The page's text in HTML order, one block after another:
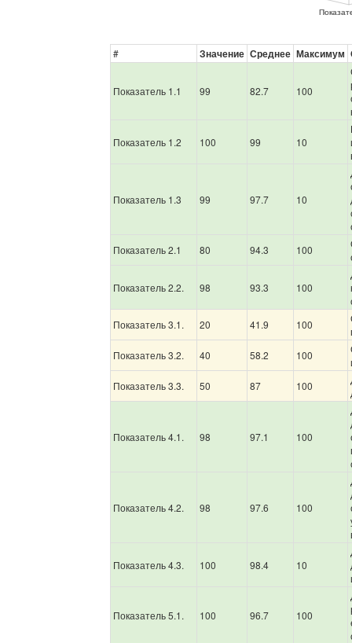
# Значение Среднее Максимум
Показатель 1.1 99 82.7 100
Показатель 1.2 100 99 10
Показатель 1.3 99 97.7 10
Показатель 2.1
80 94.3 100
Показатель 2.2. 98 93.3 100
Показатель 3.1.
20 41.9 100
Показатель 3.2.
40 58.2 100
Показатель 3.3.
50 87 100
Показатель 4.1. 98 97.1 100
Показатель 4.2. 98 97.6 100
Показатель 4.3. 100 98.4 10
Показатель 5.1. 100 96.7 100